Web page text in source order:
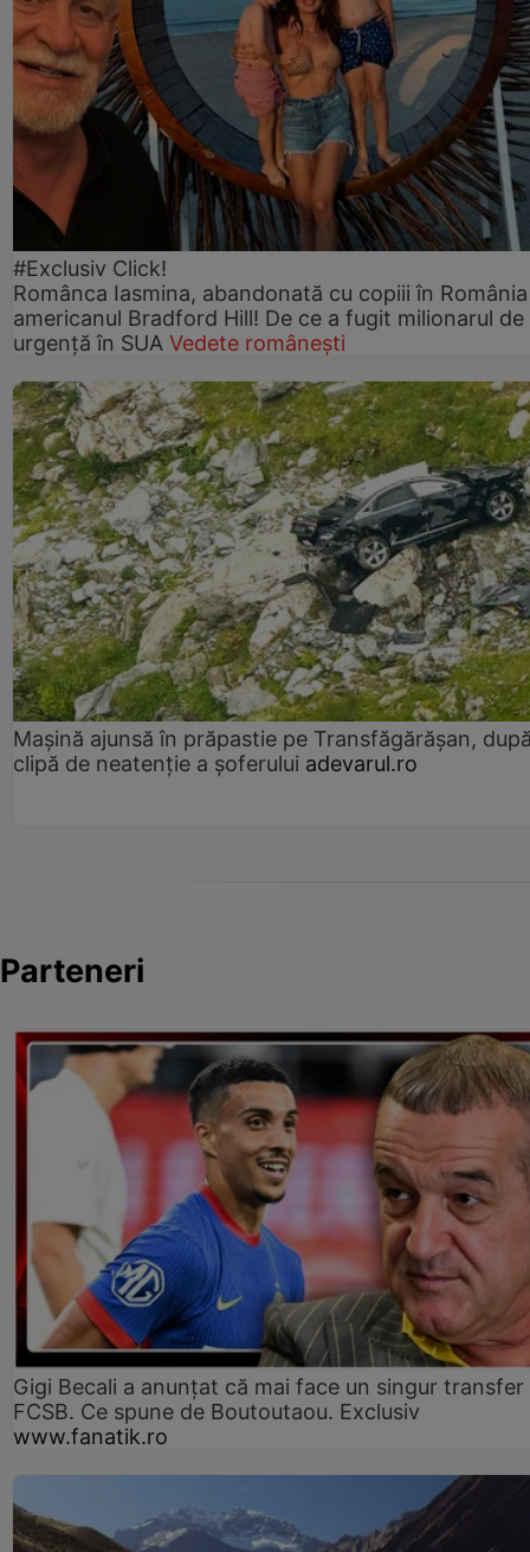
#Exclusiv Click!
Românca Iasmina, abandonată cu copiii în
americanul Bradford Hill! De ce a fugit milionarul de
urgență în SUA Vedete românești
Mașină ajunsă în prăpastie pe Transfăgărășan,
clipă de neatenție a șoferului adevarul.ro
Parteneri
Gigi Becali a anunțat că mai face un singur transfer
FCSB. Ce spune de Boutoutaou. Exclusiv
www.fanatik.ro